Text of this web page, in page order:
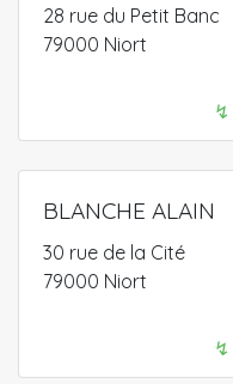
28 rue du Petit Banc
79000 Niort
↯
BLANCHE ALAIN
30 rue de la Cité
79000 Niort
↯